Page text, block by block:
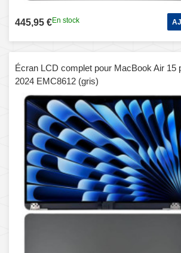
445,95 €En stock
Écran LCD complet pour MacBook Air 15
2024 EMC8612 (gris)